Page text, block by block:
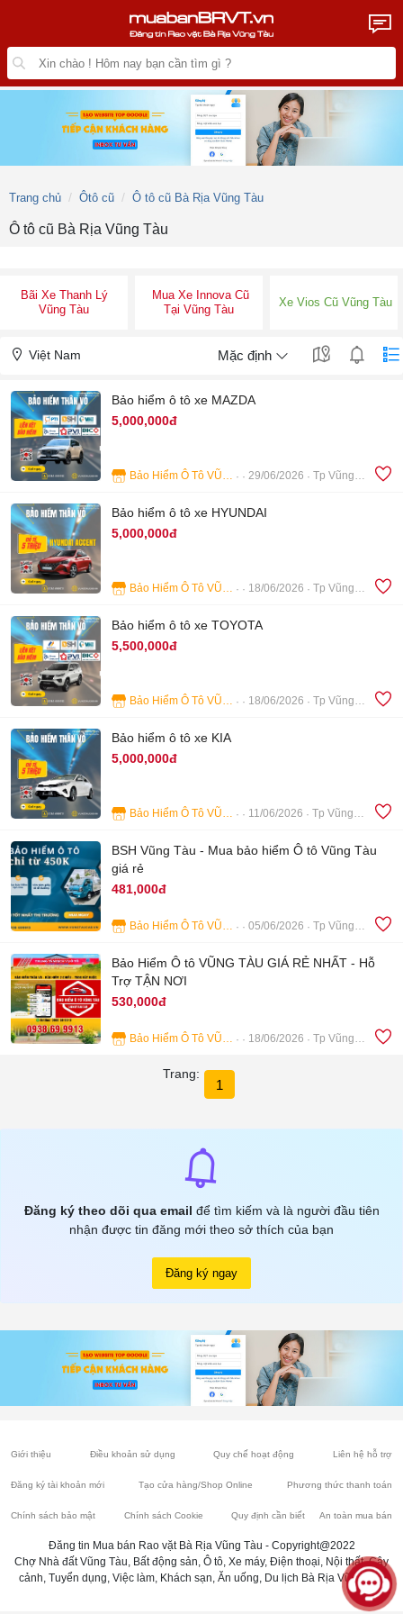
Trang chủ Ôtô cũ Ô tô cũ Bà Rịa Vũng Tàu
Ô tô cũ Bà Rịa Vũng Tàu
Bãi Xe Thanh Lý
Vũng Tàu
Mua Xe Innova Cũ
Tại Vũng Tàu
Xe Vios Cũ Vũng Tàu
Việt Nam Mặc định
Bảo hiểm ô tô xe MAZDA
5,000,000đ
Bảo Hiểm Ô Tô VŨNG TÀU 29/06/2026 Tp Vũng Tàu
Bảo hiểm ô tô xe HYUNDAI
5,000,000đ
Bảo Hiểm Ô Tô VŨNG TÀU 18/06/2026 Tp Vũng Tàu
Bảo hiểm ô tô xe TOYOTA
5,500,000đ
Bảo Hiểm Ô Tô VŨNG TÀU 18/06/2026 Tp Vũng Tàu
Bảo hiểm ô tô xe KIA
5,000,000đ
Bảo Hiểm Ô Tô VŨNG TÀU 11/06/2026 Tp Vũng Tàu
BSH Vũng Tàu - Mua bảo hiểm Ô tô Vũng Tàu
giá rẻ
481,000đ
Bảo Hiểm Ô Tô VŨNG TÀU 05/06/2026 Tp Vũng Tàu
Bảo Hiểm Ô tô VŨNG TÀU GIÁ RẺ NHẤT - Hỗ
Trợ TẬN NƠI
530,000đ
Bảo Hiểm Ô Tô VŨNG TÀU 18/06/2026 Tp Vũng Tàu
Trang:
1
Đăng ký theo dõi qua email để tìm kiếm và là người đầu tiên
nhận được tin đăng mới theo sở thích của bạn
Đăng ký ngay
Giới thiệu Điều khoản sử dụng Quy chế hoạt động Liên hệ hỗ trợ
Đăng ký tài khoản mới Tạo cửa hàng/Shop Online Phương thức thanh toán
Chính sách bảo mật Chính sách Cookie Quy định cần biết An toàn mua bán
Đăng tin Mua bán Rao vặt Bà Rịa Vũng Tàu - Copyright@2022
Chợ Nhà đất Vũng Tàu, Bất động sản, Ô tô, Xe máy, Điện thoại, Nội thất, Cây
cảnh, Tuyển dụng, Việc làm, Khách sạn, Ăn uống, Du lịch Bà Rịa Vũng Tàu